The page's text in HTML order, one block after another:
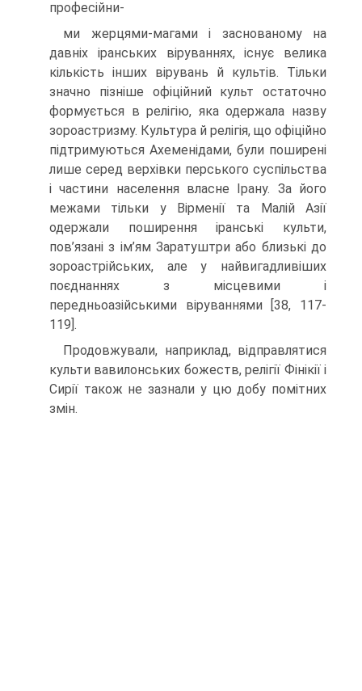
професійни-
ми жерцями-магами і заснованому на
давніх іранських віруваннях, існує велика
кількість інших вірувань й культів. Тільки
значно пізніше офіційний культ оста­точно
формується в релігію, яка одержала назву
зороастризму. Культура й релігія, що офіційно
підтримуються Ахеменідами, були поширені
лише серед верхівки перського суспільства
і частини населення власне Ірану. За його
межами тільки у Вірменії та Малій Азії
одержали поширення іранські культи,
пов’язані з ім’ям Заратуштри або близькі до
зороастрійських, але у найвигадливіших
поєднаннях з місцевими і
передньоазійськими віруваннями [38, 117-
119].
Продовжували, наприклад, відправлятися
культи вавилонських божеств, релі­гії Фінікії і
Сирії також не зазнали у цю добу помітних
змін.